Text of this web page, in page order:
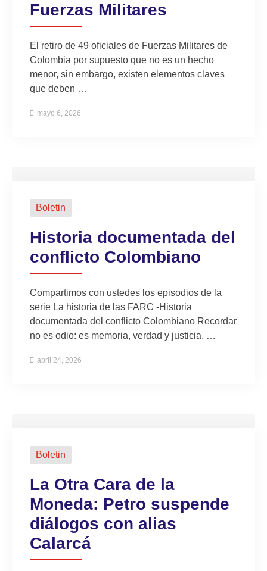
Fuerzas Militares
El retiro de 49 oficiales de Fuerzas Militares de
Colombia por supuesto que no es un hecho
menor, sin embargo, existen elementos claves
que deben …
mayo 6, 2026
Boletin
Historia documentada del
conflicto Colombiano
Compartimos con ustedes los episodios de la
serie La historia de las FARC -Historia
documentada del conflicto Colombiano Recordar
no es odio: es memoria, verdad y justicia. …
abril 24, 2026
Boletin
La Otra Cara de la
Moneda: Petro suspende
diálogos con alias
Calarcá